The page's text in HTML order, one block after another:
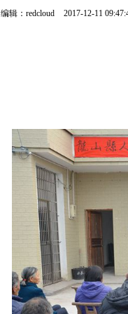
编辑：redcloud 2017-12-11